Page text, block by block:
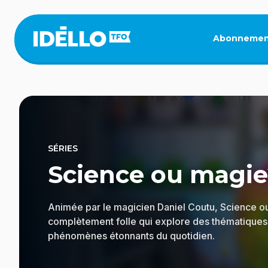
contenu
principal
SÉRIES
Science ou
Animée par le magicien Daniel Coutu, Science
complètement folle qui explore des
phénomènes étonnants du quotidien.